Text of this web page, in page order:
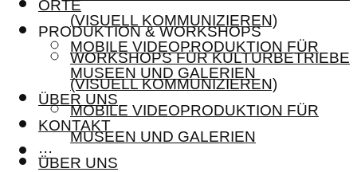
(VISUELL KOMMUNIZIEREN)
MOBILE VIDEOPRODUKTION FÜR
MUSEEN UND GALERIEN
ÜBER UNS
KONTAKT
···
ORTE
PRODUKTION & WORKSHOPS
WORKSHOPS FÜR KULTURBETRIEBE
(VISUELL KOMMUNIZIEREN)
MOBILE VIDEOPRODUKTION FÜR
MUSEEN UND GALERIEN
ÜBER UNS